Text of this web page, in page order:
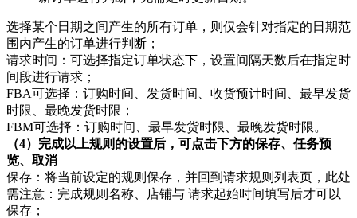
选择某个日期之间产生的所有订单，则仅会针对指定的日期范
围内产生的订单进行判断；
请求时间：可选择指定订单状态下，设置间隔天数后在指定时
间段进行请求；
FBA可选择：订购时间、发货时间、收货预计时间、最早发货
时限、最晚发货时限；
FBM可选择：订购时间、最早发货时限、最晚发货时限。
（4）完成以上规则的设置后，可点击下方的保存、任务预
览、取消
保存：将当前设定的规则保存，并回到请求规则列表页，此处
需注意：完成规则名称、店铺与 请求起始时间填写后才可以
保存；